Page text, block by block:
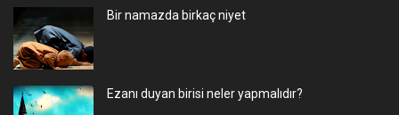
Bir namazda birkaç niyet
Ezanı duyan birisi neler yapmalıdır?